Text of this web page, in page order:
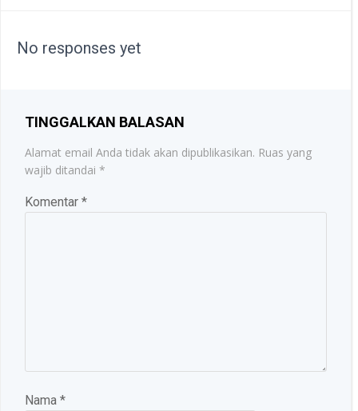
No responses yet
TINGGALKAN BALASAN
Alamat email Anda tidak akan dipublikasikan. Ruas yang
wajib ditandai *
Komentar *
Nama *